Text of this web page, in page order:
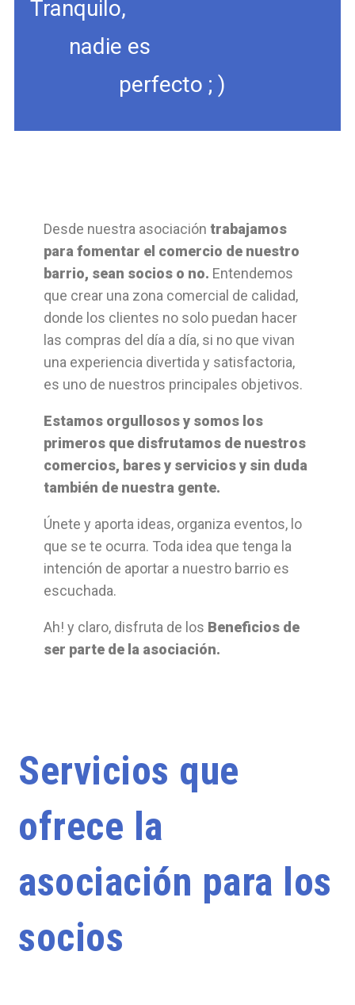
Tranquilo,
nadie es
perfecto ; )
Desde nuestra asociacióntrabajamos
para fomentar el comercio de nuestro
barrio, sean socios o no. Entendemos
que crear una zona comercial de calidad,
donde los clientes no solo puedan hacer
las compras del día a día, si no que vivan
una experiencia divertida y satisfactoria,
es uno de nuestros principales objetivos.
Estamos orgullosos y somos los
primeros que disfrutamos de nuestros
comercios, bares y servicios y sin duda
también de nuestra gente.
Únete y aporta ideas, organiza eventos, lo
que se te ocurra. Toda idea que tenga la
intención de aportar a nuestro barrio es
escuchada.
Ah! y claro, disfruta de los Beneficios de
ser parte de la asociación.
Servicios que
ofrece la
asociación para los
socios